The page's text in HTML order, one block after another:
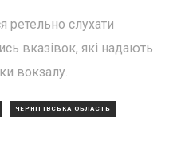
ретельно слухати
вказівок, які надають
вокзалу.
ЧЕРНІГІВСЬКА ОБЛАСТЬ